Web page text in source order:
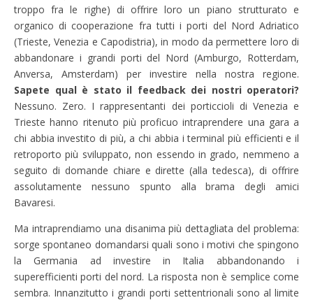
troppo fra le righe) di offrire loro un piano strutturato e
organico di cooperazione fra tutti i porti del Nord Adriatico
(Trieste, Venezia e Capodistria), in modo da permettere loro di
abbandonare i grandi porti del Nord (Amburgo, Rotterdam,
Anversa, Amsterdam) per investire nella nostra regione.
Sapete qual è stato il feedback dei nostri operatori?
Nessuno. Zero. I rappresentanti dei porticcioli di Venezia e
Trieste hanno ritenuto più proficuo intraprendere una gara a
chi abbia investito di più, a chi abbia i terminal più efficienti e il
retroporto più sviluppato, non essendo in grado, nemmeno a
seguito di domande chiare e dirette (alla tedesca), di offrire
assolutamente nessuno spunto alla brama degli amici
Bavaresi.
Ma intraprendiamo una disanima più dettagliata del problema:
sorge spontaneo domandarsi quali sono i motivi che spingono
la Germania ad investire in Italia abbandonando i
superefficienti porti del nord. La risposta non è semplice come
sembra. Innanzitutto i grandi porti settentrionali sono al limite